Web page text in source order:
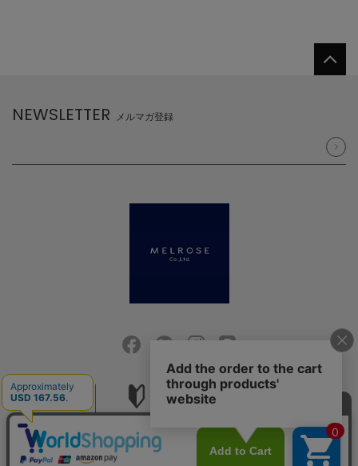
NEWSLETTER メルマガ登録
会社概要 採用情報 お問い合せ